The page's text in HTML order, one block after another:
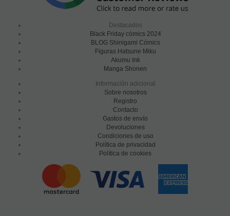
Destacados
Black Friday cómics 2024
BLOG Shinigami Cómics
Figuras Hatsune Miku
Akumu Ink
Manga Shonen
Información adicional
Sobre nosotros
Registro
Contacto
Gastos de envío
Devoluciones
Condiciones de uso
Política de privacidad
Política de cookies